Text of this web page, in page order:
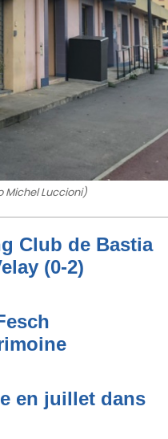
Michel Luccioni)
Club de Bastia
(0-2)
en juillet dans